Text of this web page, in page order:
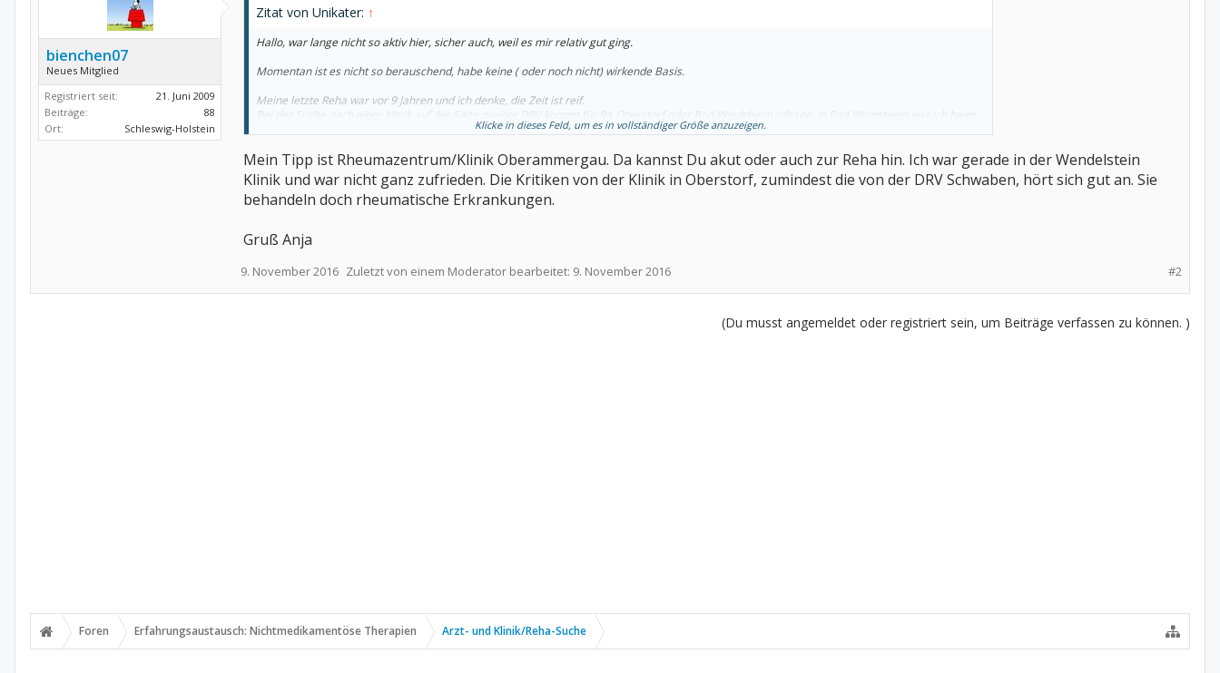
bienchen07
Neues Mitglied
Registriert seit:
21. Juni 2009
Beiträge:
88
Ort:
Schleswig-Holstein
Zitat von Unikater: ↑
Hallo, war lange nicht so aktiv hier, sicher auch, weil es mir relativ gut ging.
Momentan ist es nicht so berauschend, habe keine ( oder noch nicht) wirkende Basis.
Meine letzte Reha war vor 9 Jahren und ich denke, die Zeit ist reif.
Bei der Suche nach einer Klinik auf der Seite meiner DRV kommt für RA Oberstorf oder Bad Windsheim infrage. In Bad Windsheim war ich beim
letzten mal und möchte dort nicht wieder hin. Ich war ziemlich enttäuscht, sicher auch ein Grund, so lange keine Reha in Erwägung gezogen zu
Wenn ich auf die Homepage der Klinik in Oberstorf schaue, gibt's dort aber keine Indikation RA.
War schon jemand dort? Welche Erfahrungen habt Ihr gemacht? Was wäre eine Alternative?
Danke für Eure Rückmeldungen
Klicke in dieses Feld, um es in vollständiger Größe anzuzeigen.
Mein Tipp ist Rheumazentrum/Klinik Oberammergau. Da kannst Du akut oder auch zur Reha hin. Ich war gerade in der Wendelstein
Klinik und war nicht ganz zufrieden. Die Kritiken von der Klinik in Oberstorf, zumindest die von der DRV Schwaben, hört sich gut an. Sie
behandeln doch rheumatische Erkrankungen.
Gruß Anja
#2
9. November 2016 Zuletzt von einem Moderator bearbeitet: 9. November 2016
(Du musst angemeldet oder registriert sein, um Beiträge verfassen zu können. )
Foren Erfahrungsaustausch: Nichtmedikamentöse Therapien Arzt- und Klinik/Reha-Suche